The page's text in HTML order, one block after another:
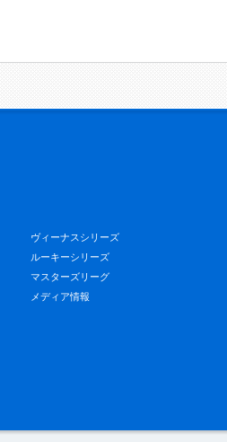
ヴィーナスシリーズ
ルーキーシリーズ
マスターズリーグ
メディア情報